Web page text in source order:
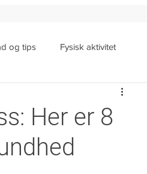
og tips Fysisk aktivitet
Din historie
stress
Her er 8